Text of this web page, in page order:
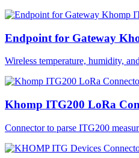
Endpoint for Gateway
Wireless temperature, humidity,
Khomp ITG200 LoRa
Connector to parse ITG200